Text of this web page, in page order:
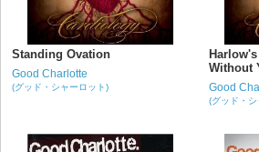
Standing Ovation
Good Charlotte
(グッド・シャーロット)
Without
Good
(グッド・